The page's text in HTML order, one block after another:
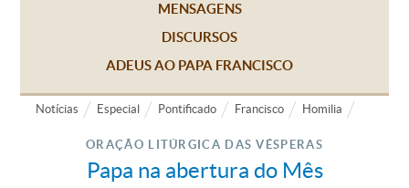
MENSAGENS
DISCURSOS
ADEUS AO PAPA FRANCISCO
Notícias Especial Pontificado Francisco Homilia
ORAÇÃO LITÚRGICA DAS VÉSPERAS
Papa na abertura do Mês